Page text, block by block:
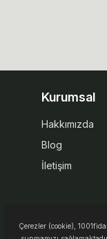
Kurumsal
Hakkımızda
Blog
İletişim
Çerezler (cookie),